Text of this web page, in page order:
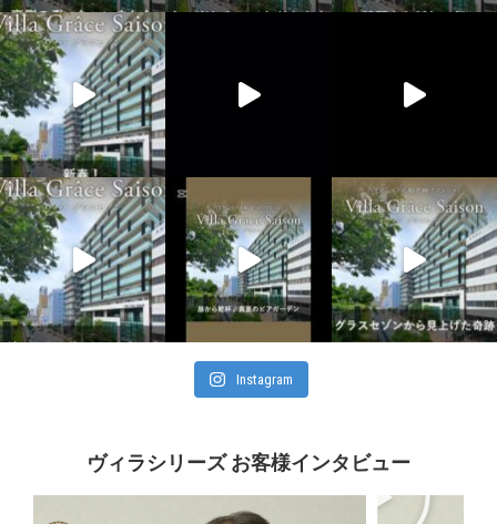
Instagram
ヴィラシリーズ お客様インタビュー